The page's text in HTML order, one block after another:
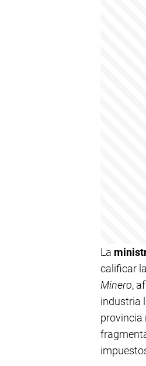
La
calificar
Minero,
industria
provincia